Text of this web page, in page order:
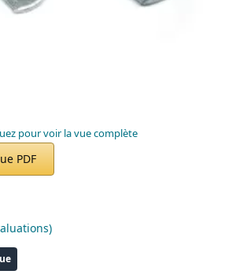
pour voir la vue complète
PDF